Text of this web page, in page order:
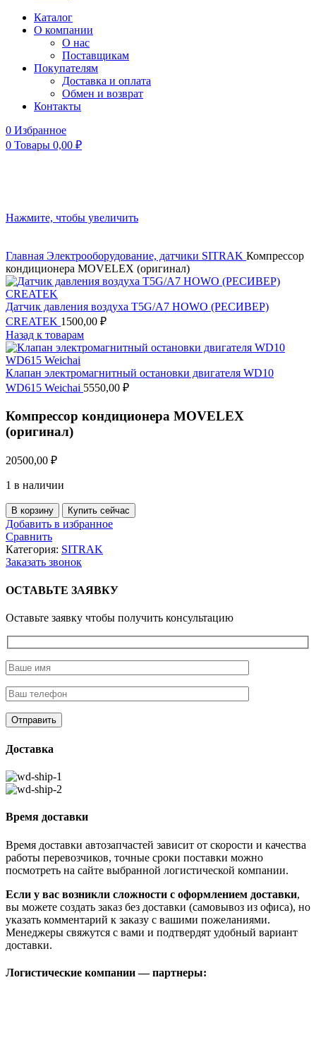
Каталог
О компании
О нас
Поставщикам
Покупателям
Доставка и оплата
Обмен и возврат
Контакты
0 Избранное
0 Товары 0,00 ₽
Нажмите, чтобы увеличить
Главная Электрооборудование, датчики SITRAK Компрессор
кондиционера MOVELEX (оригинал)
Датчик давления воздуха T5G/A7 HOWO (РЕСИВЕР)
CREATEK 1500,00 ₽
Назад к товарам
Клапан электромагнитный остановки двигателя WD10
WD615 Weichai 5550,00 ₽
Компрессор кондиционера MOVELEX
(оригинал)
20500,00 ₽
1 в наличии
Количество
товара
Компрессор
кондиционера
MOVELEX
В корзину Купить сейчас
Добавить в избранное
Сравнить
Категория: SITRAK
Заказать звонок
ОСТАВЬТЕ ЗАЯВКУ
Оставьте заявку чтобы получить консультацию
Доставка
Время доставки
Время доставки автозапчастей зависит от скорости и качества
работы перевозчиков, точные сроки поставки можно
посмотреть на сайте выбранной логистической компании.
Если у вас возникли сложности с оформлением доставки,
вы можете создать заказ без доставки (самовывоз из офиса), но
указать комментарий к заказу с вашими пожеланиями.
Менеджеры свяжутся с вами и подтвердят удобный вариант
доставки.
Логистические компании — партнеры: